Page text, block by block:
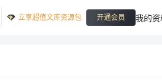
立享超值文库资源包 开通会员 我的